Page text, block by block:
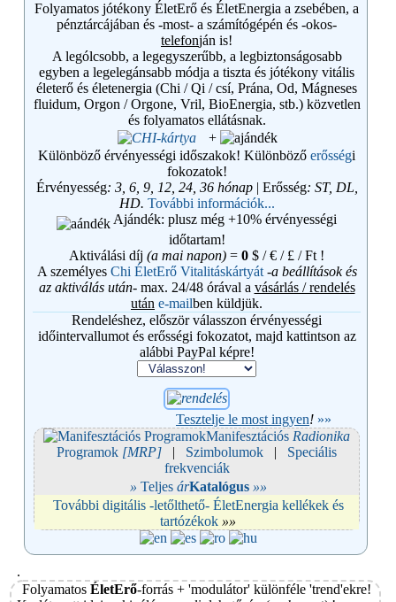
Folyamatos jótékony ÉletErő és ÉletEnergia a zsebében, a
pénztárcájában és -most- a számítógépén és -okos-
telefonján is!
A lególcsobb, a legegyszerűbb, a legbiztonságosabb
egyben a legelegánsabb módja a tiszta és jótékony vitális
életerő és életenergia (Chi / Qi / csí, Prána, Od, Mágneses
fluidum, Orgon / Orgone, Vril, BioEnergia, stb.) közvetlen
és folyamatos ellátásnak.
+
Különböző érvényességi időszakok! Különböző erősségi
fokozatok!
Érvényesség: 3, 6, 9, 12, 24, 36 hónap| Erősség: ST, DL,
HD. További információk...
Ajándék: plusz még +10% érvényességi
időtartam!
Aktiválási díj (a mai napon) = 0 $ / € / £ / Ft !
A személyes Chi ÉletErő Vitalitáskártyát -a beállítások és
az aktiválás után-max. 24/48 órával a vásárlás / rendelés
után e-mailben küldjük.
Rendeléshez, először válasszon érvényességi
időintervallumot és erősségi fokozatot, majd kattintson az
alábbi PayPal képre!
Tesztelje le most ingyen! »»
Manifesztációs Radionika
Programok [MRP] | Szimbolumok | Speciális
frekvenciák
» Teljes árKatalógus »»
További digitális -letőlthető- ÉletEnergia kellékek és
tartózékok »»
.
Folyamatos ÉletErő-forrás + 'modulátor' különféle 'trend'ekre!